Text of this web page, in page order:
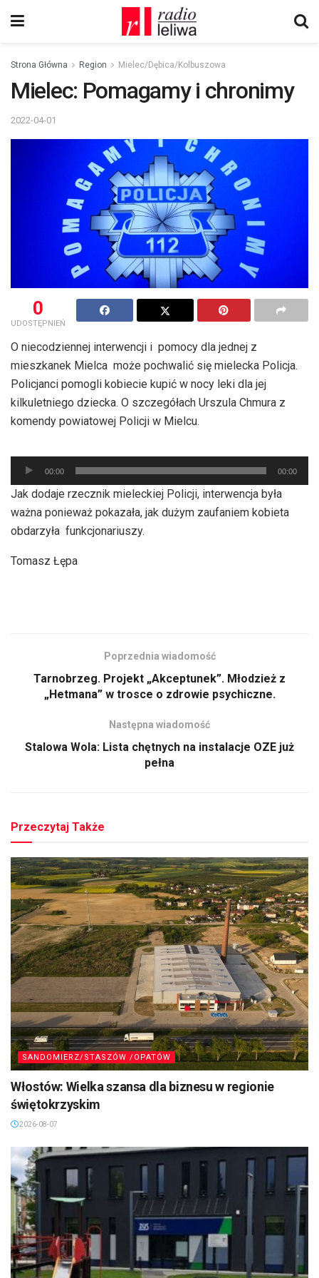
Strona Główna Region Mielec/Dębica/Kolbuszowa
Mielec: Pomagamy i chronimy
2022-04-01
0
UDOSTĘPNIEŃ
O niecodziennej interwencji i pomocy dla jednej z
mieszkanek Mielca może pochwalić się mielecka Policja.
Policjanci pomogli kobiecie kupić w nocy leki dla jej
kilkuletniego dziecka. O szczegółach Urszula Chmura z
komendy powiatowej Policji w Mielcu.
Odtwarzacz
plików
dźwiękowych
00:00 00:00
Jak dodaje rzecznik mieleckiej Policji, interwencja była
ważna ponieważ pokazała, jak dużym zaufaniem kobieta
obdarzyła funkcjonariuszy.
Tomasz Łępa
Poprzednia wiadomość
Tarnobrzeg. Projekt „Akceptunek”. Młodzież z
„Hetmana” w trosce o zdrowie psychiczne.
Następna wiadomość
Stalowa Wola: Lista chętnych na instalacje OZE już
pełna
Przeczytaj Także
SANDOMIERZ/STASZÓW /OPATÓW
Włostów: Wielka szansa dla biznesu w regionie
świętokrzyskim
2026-08-07